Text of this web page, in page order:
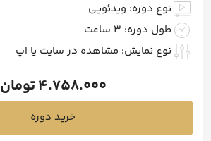
نوع دوره: ویدئویی
طول دوره: 3 ساعت
نوع نمایش: مشاهده در سایت یا اپ
4.758.000تومان
خرید دوره